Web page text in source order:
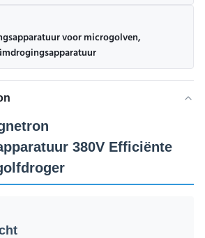
voor microgolven,
380V Efficiënte